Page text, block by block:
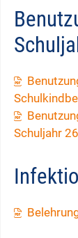
Schuljahr